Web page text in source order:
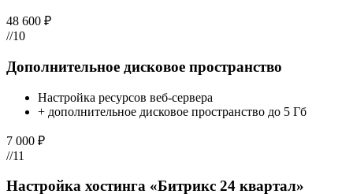
48 600 ₽
//10
Дополнительное дисковое пространство
Настройка ресурсов веб-сервера
+ дополнительное дисковое пространство до 5 Гб
7 000 ₽
//11
Настройка хостинга «Битрикс 24 квартал»